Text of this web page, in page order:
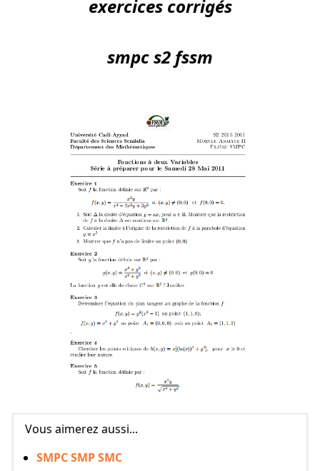
exercices corrigés
smpc s2 fssm
Vous aimerez aussi...
SMPC SMP SMC